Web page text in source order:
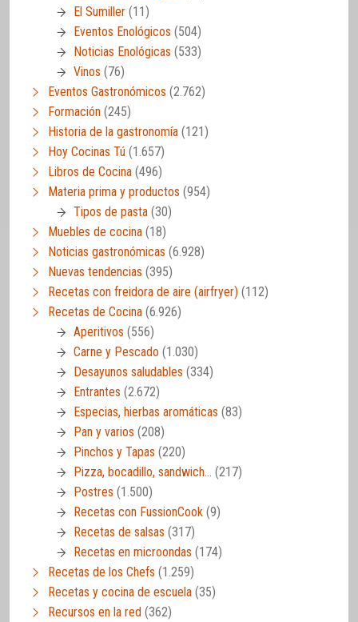
El Sumiller (11)
Eventos Enológicos (504)
Noticias Enológicas (533)
Vinos (76)
Eventos Gastronómicos (2.762)
Formación (245)
Historia de la gastronomía (121)
Hoy Cocinas Tú (1.657)
Libros de Cocina (496)
Materia prima y productos (954)
Tipos de pasta (30)
Muebles de cocina (18)
Noticias gastronómicas (6.928)
Nuevas tendencias (395)
Recetas con freidora de aire (airfryer) (112)
Recetas de Cocina (6.926)
Aperitivos (556)
Carne y Pescado (1.030)
Desayunos saludables (334)
Entrantes (2.672)
Especias, hierbas aromáticas (83)
Pan y varios (208)
Pinchos y Tapas (220)
Pizza, bocadillo, sandwich… (217)
Postres (1.500)
Recetas con FussionCook (9)
Recetas de salsas (317)
Recetas en microondas (174)
Recetas de los Chefs (1.259)
Recetas y cocina de escuela (35)
Recursos en la red (362)